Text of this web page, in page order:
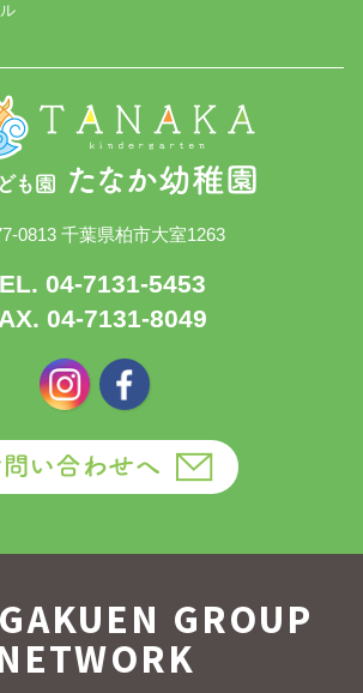
0813 千葉県柏市大室1263
04-7131-5453
04-7131-8049
GROUP